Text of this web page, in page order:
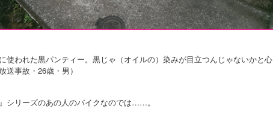
使われた黒パンティー。黒じゃ（オイルの）染みが目立つんじゃないかと心
送事故・26歳・男）
シリーズのあの人のバイクなのでは……。